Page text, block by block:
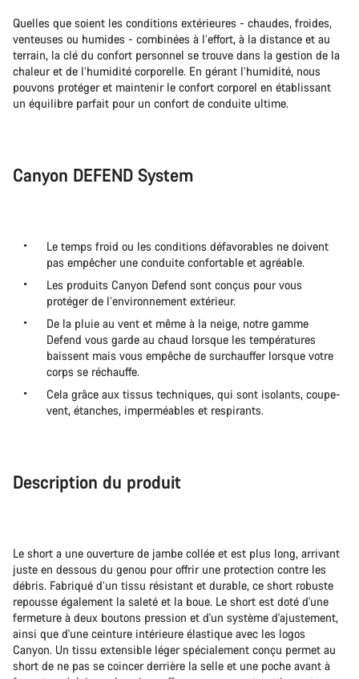
Quelles que soient les conditions extérieures - chaudes, froides,
venteuses ou humides - combinées à l’effort, à la distance et au
terrain, la clé du confort personnel se trouve dans la gestion de la
chaleur et de l’humidité corporelle. En gérant l’humidité, nous
pouvons protéger et maintenir le confort corporel en établissant
un équilibre parfait pour un confort de conduite ultime.
Canyon DEFEND System
Le temps froid ou les conditions défavorables ne doivent
pas empêcher une conduite confortable et agréable.
Les produits Canyon Defend sont conçus pour vous
protéger de l’environnement extérieur.
De la pluie au vent et même à la neige, notre gamme
Defend vous garde au chaud lorsque les températures
baissent mais vous empêche de surchauffer lorsque votre
corps se réchauffe.
Cela grâce aux tissus techniques, qui sont isolants, coupe-
vent, étanches, imperméables et respirants.
Description du produit
Le short a une ouverture de jambe collée et est plus long, arrivant
juste en dessous du genou pour offrir une protection contre les
débris. Fabriqué d’un tissu résistant et durable, ce short robuste
repousse également la saleté et la boue. Le short est doté d'une
fermeture à deux boutons pression et d'un système d'ajustement,
ainsi que d'une ceinture intérieure élastique avec les logos
Canyon. Un tissu extensible léger spécialement conçu permet au
short de ne pas se coincer derrière la selle et une poche avant à